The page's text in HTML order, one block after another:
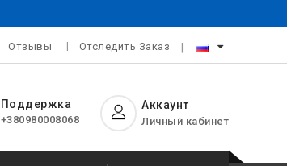
Отзывы Отследить Заказ
Аккаунт
Личный кабинет
Поддержка
+380980008068